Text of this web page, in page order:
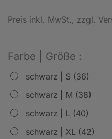
Preis inkl. MwSt., zzgl.
Farbe | Größe :
schwarz | S (36)
schwarz | M (38)
schwarz | L (40)
schwarz | XL (42)